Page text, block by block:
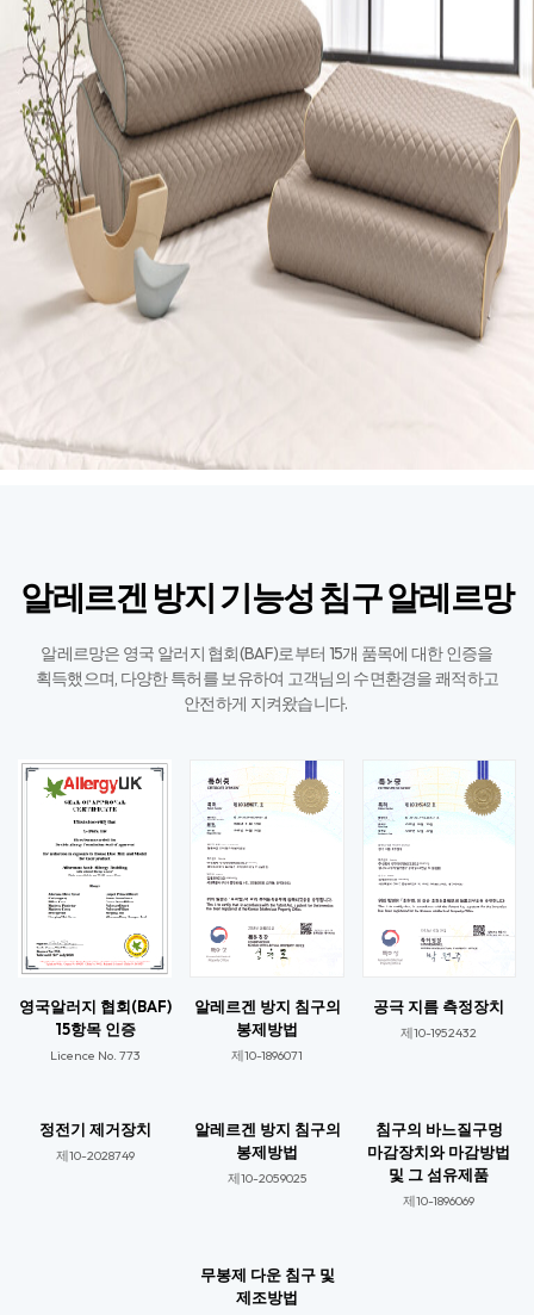
알레르겐 방지 기능성 침구 알레르망
알레르망은 영국 알러지 협회(BAF)로부터 15개 품목에 대한 인증을
획득했으며, 다양한 특허를 보유하여 고객님의 수면환경을 쾌적하고
안전하게 지켜왔습니다. ​
영국알러지 협회(BAF)
15항목 인증
Licence No. 773​
알레르겐 방지 침구의
봉제방법
제10-1896071​
공극 지름 측정장치
제10-1952432
정전기 제거장치
제10-2028749​
알레르겐 방지 침구의
봉제방법
제10-2059025​​
침구의 바느질구멍
마감장치와 마감방법
및 그 섬유제품
제10-1896069​​
무봉제 다운 침구 및
제조방법